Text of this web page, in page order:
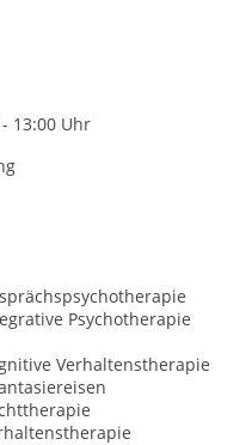
13:00 Uhr
Psychotherapie
Verhaltenstherapie